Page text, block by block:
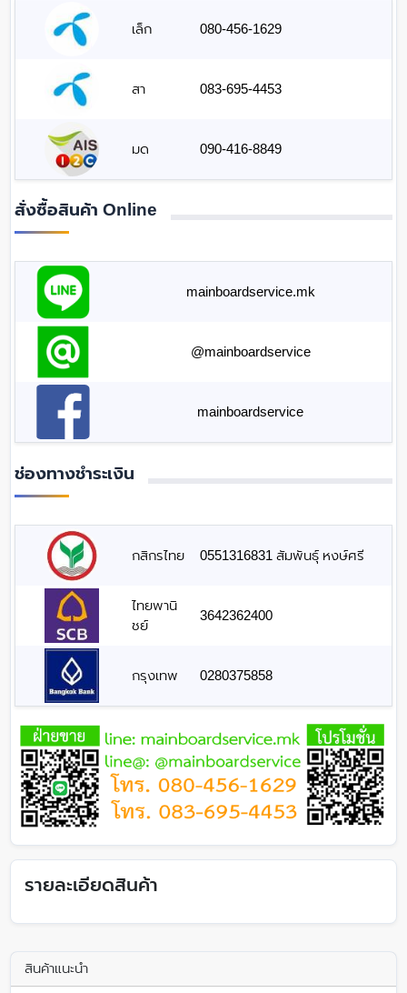
เล็ก 080-456-1629
สา 083-695-4453
มด 090-416-8849
สั่งซื้อสินค้า Online
mainboardservice.mk
@mainboardservice
mainboardservice
ช่องทางชำระเงิน
กสิกรไทย 0551316831 สัมพันธุ์ หงษ์ศรี
ไทยพานิ
ชย์
3642362400
กรุงเทพ 0280375858
รายละเอียดสินค้า
สินค้าแนะนำ